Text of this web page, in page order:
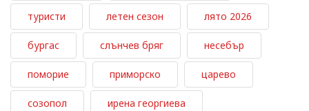
туристи летен сезон лято 2026
бургас слънчев бряг несебър
поморие приморско царево
созопол ирена георгиева